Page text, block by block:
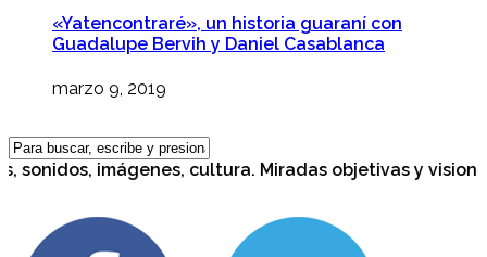
«Yatencontraré», un historia guaraní con
Guadalupe Bervih y Daniel Casablanca
marzo 9, 2019
imágenes, cultura. Miradas objetivas y visiones